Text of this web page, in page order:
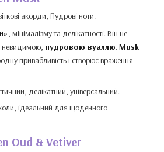
акорди, Пудрові ноти.
, мінімалізму та делікатності. Він не
невидимою, пудровою вуаллю.Musk
привабливість і створює враження
делікатний, універсальний.
ідеальний для щоденного
Oud & Vetiver